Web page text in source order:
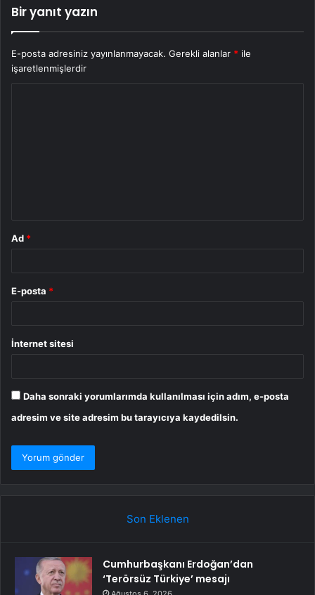
Bir yanıt yazın
E-posta adresiniz yayınlanmayacak. Gerekli alanlar * ile
işaretlenmişlerdir
Ad *
E-posta *
İnternet sitesi
Daha sonraki yorumlarımda kullanılması için adım, e-posta
adresim ve site adresim bu tarayıcıya kaydedilsin.
Son Eklenen
Cumhurbaşkanı Erdoğan’dan
‘Terörsüz Türkiye’ mesajı